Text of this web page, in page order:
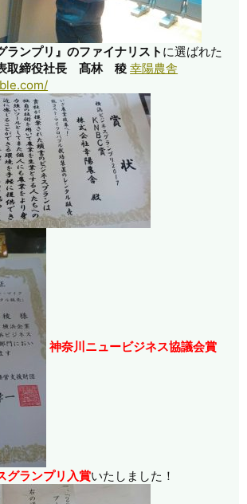
ランプリ』のファイナリスト に選ばれた
表取締役社長 髙林 稜 幸陽農舎
神奈川ニュービジネス協議会賞
グランプリ入賞いたしました！